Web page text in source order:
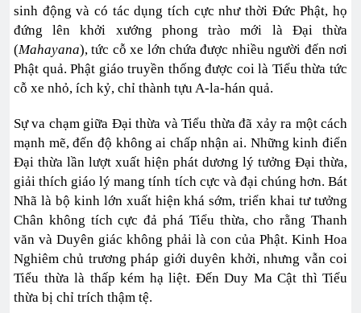
sinh động và có tác dụng tích cực như thời Đức Phật, họ
đứng lên khởi xướng phong trào mới là Đại thừa
(Mahayana), tức cỗ xe lớn chứa được nhiều người đến nơi
Phật quả. Phật giáo truyền thống được coi là Tiểu thừa tức
cỗ xe nhỏ, ích kỷ, chỉ thành tựu A-la-hán quả.
Sự va chạm giữa Đại thừa và Tiểu thừa đã xảy ra một cách
mạnh mẽ, đến độ không ai chấp nhận ai. Những kinh điển
Đại thừa lần lượt xuất hiện phát dương lý tưởng Đại thừa,
giải thích giáo lý mang tính tích cực và đại chúng hơn. Bát
Nhã là bộ kinh lớn xuất hiện khá sớm, triển khai tư tưởng
Chân không tích cực đả phá Tiểu thừa, cho rằng Thanh
văn và Duyên giác không phải là con của Phật. Kinh Hoa
Nghiêm chủ trương pháp giới duyên khởi, nhưng vẫn coi
Tiểu thừa là thấp kém hạ liệt. Đến Duy Ma Cật thì Tiểu
thừa bị chỉ trích thậm tệ.